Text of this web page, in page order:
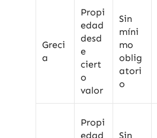
Greci
a
Propi
edad
desd
e
ciert
o
valor
Sin
míni
mo
oblig
atori
o
Propi
edad
Sin